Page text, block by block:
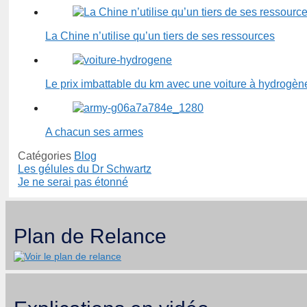
La Chine n’utilise qu’un tiers de ses ressources
Le prix imbattable du km avec une voiture à
A chacun ses armes
Catégories Blog
Les gélules du Dr Schwartz
Je ne serai pas étonné
Plan de Relance